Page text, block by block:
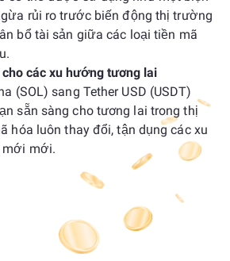
rủi ro trước biến động thị trường
bổ tài sản giữa các loại tiền mã
cho các xu hướng tương lai
(SOL) sang Tether USD (USDT)
sẵn sàng cho tương lai trong thị
hóa luôn thay đổi, tận dụng các xu
mới mới.